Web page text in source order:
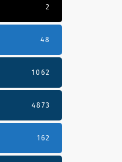
2
48
1062
4873
162